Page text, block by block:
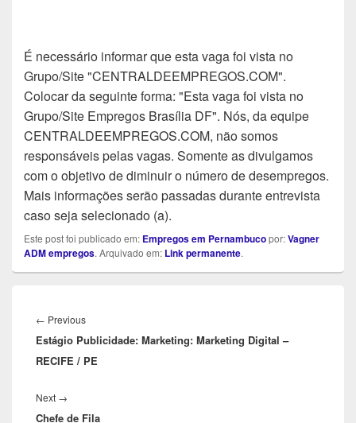
É necessário informar que esta vaga foi vista no
Grupo/Site "CENTRALDEEMPREGOS.COM".
Colocar da seguinte forma: "Esta vaga foi vista no
Grupo/Site Empregos Brasília DF". Nós, da equipe
CENTRALDEEMPREGOS.COM, não somos
responsáveis pelas vagas. Somente as divulgamos
com o objetivo de diminuir o número de desempregos.
Mais informações serão passadas durante entrevista
caso seja selecionado (a).
Este post foi publicado em: Empregos em Pernambucopor:Vagner
ADM empregos. Arquivado em: Link permanente.
de
Post
← PreviousPrevious
post:
Estágio Publicidade: Marketing: Marketing Digital –
RECIFE / PE
Next →
post:
Chefe de Fila